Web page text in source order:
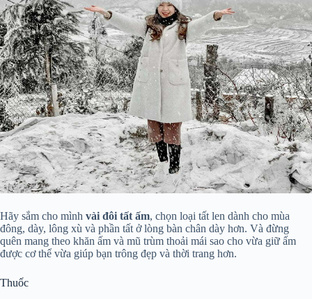
Hãy sắm cho mình vài đôi tất ấm, chọn loại tất len dành cho mùa
đông, dày, lông xù và phần tất ở lòng bàn chân dày hơn. Và đừng
quên mang theo khăn ấm và mũ trùm thoải mái sao cho vừa giữ ấm
được cơ thể vừa giúp bạn trông đẹp và thời trang hơn.
Thuốc